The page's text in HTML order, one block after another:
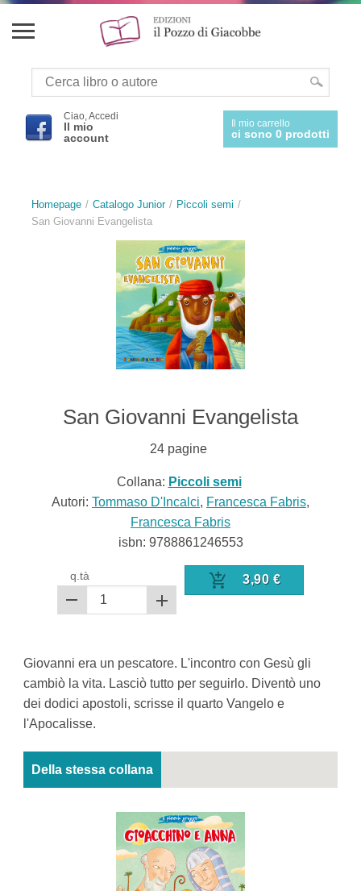
Ciao, Accedi
Il mio
account
Il mio carrello
ci sono 0 prodotti
Homepage Catalogo Junior
Piccoli semi
San Giovanni Evangelista
San Giovanni Evangelista
24 pagine
Collana: Piccoli semi
Autori: Tommaso D'Incalci, Francesca Fabris,
Francesca Fabris
isbn: 9788861246553
q.tà 3,90 €
Giovanni era un pescatore. L'incontro con Gesù gli
cambiò la vita. Lasciò tutto per seguirlo. Diventò uno
dei dodici apostoli, scrisse il quarto Vangelo e
l'Apocalisse.
Della stessa collana